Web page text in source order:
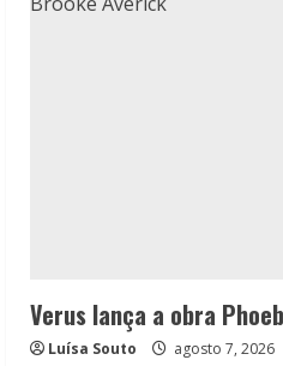
Verus lança a obra
Luísa Souto agosto 7, 2026